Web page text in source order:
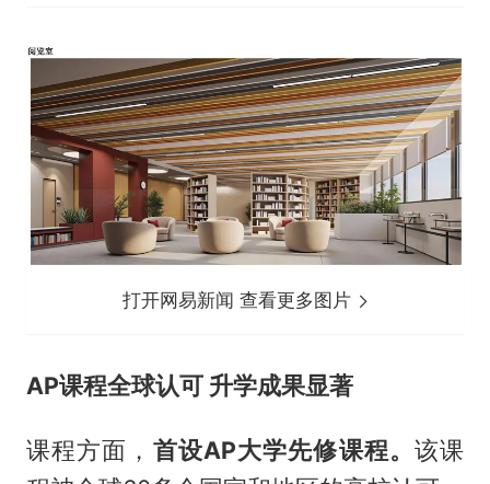
打开网易新闻 查看更多图片
AP课程全球认可 升学成果显著
课程方面， 首设AP大学先修课程。 该课